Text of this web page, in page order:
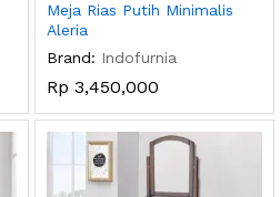
Meja Rias Putih Minimalis
Aleria
Brand: Indofurnia
Rp 3,450,000